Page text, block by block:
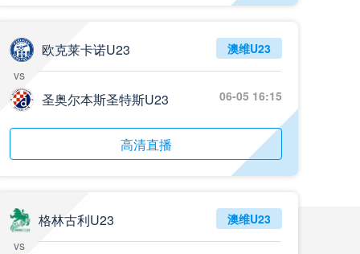
欧克莱卡诺U23
vs
圣奥尔本斯圣特斯U23
澳维U23
06-05 16:15
高清直播
格林古利U23
vs
澳维U23